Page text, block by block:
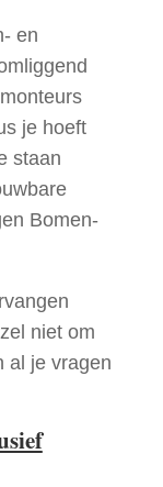
en
je hoeft
staan
Bomen-
niet om
al je vragen